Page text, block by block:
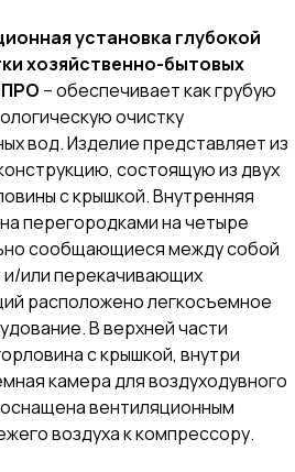
установка глубокой
хозяйственно-бытовых
ПРО – обеспечивает как грубую
очистку
вод. Изделие представляет из
состоящую из двух
с крышкой. Внутренняя
перегородками на четыре
сообщающиеся между собой
или перекачивающих
расположено легкосъемное
В верхней части
с крышкой, внутри
камера для воздуходувного
вентиляционным
воздуха к компрессору.